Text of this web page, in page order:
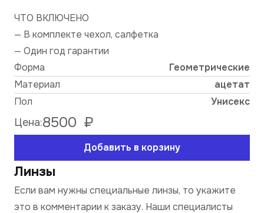
ЧТО ВКЛЮЧЕНО
— В комплекте чехол, салфетка
— Один год гарантии
Форма
Геометрические
Материал
ацетат
Пол
Унисекс
Цена:8500 ₽
Добавить в корзину
Линзы
Если вам нужны специальные линзы, то укажите
это в комментарии к заказу. Наши специалисты